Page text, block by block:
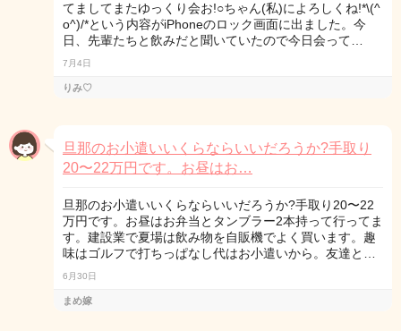
てましてまたゆっくり会お!○ちゃん(私)によろしくね!*\(^
o^)/*という内容がiPhoneのロック画面に出ました。今
日、先輩たちと飲みだと聞いていたので今日会って…
7月4日
りみ♡
旦那のお小遣いいくらならいいだろうか?手取り
20〜22万円です。お昼はお…
旦那のお小遣いいくらならいいだろうか?手取り20〜22
万円です。お昼はお弁当とタンブラー2本持って行ってま
す。建設業で夏場は飲み物を自販機でよく買います。趣
味はゴルフで打ちっぱなし代はお小遣いから。友達と…
6月30日
まめ嫁